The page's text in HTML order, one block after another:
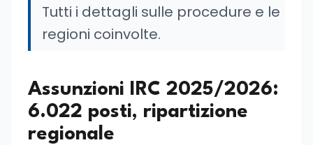
Tutti i dettagli sulle procedure e le
regioni coinvolte.
Assunzioni IRC 2025/2026:
6.022 posti, ripartizione
regionale